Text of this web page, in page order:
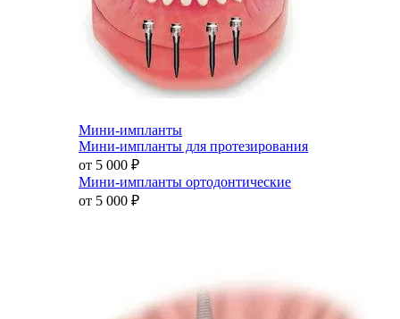
Мини-импланты
Мини-импланты для протезирования
от 5 000 ₽
Мини-импланты ортодонтические
от 5 000 ₽